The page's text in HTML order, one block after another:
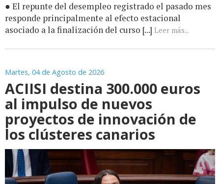
● El repunte del desempleo registrado el pasado mes
responde principalmente al efecto estacional
asociado a la finalización del curso [...] Leer más...
Martes, 04 de Agosto de 2026
ACIISI destina 300.000 euros
al impulso de nuevos
proyectos de innovación de
los clústeres canarios